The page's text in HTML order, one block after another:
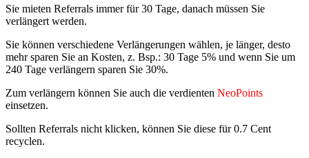
Sie mieten Referrals immer für 30 Tage, danach müssen Sie
verlängert werden.
Sie können verschiedene Verlängerungen wählen, je länger, desto
mehr sparen Sie an Kosten, z. Bsp.: 30 Tage 5% und wenn Sie um
240 Tage verlängern sparen Sie 30%.
Zum verlängern können Sie auch die verdienten NeoPoints
einsetzen.
Sollten Referrals nicht klicken, können Sie diese für 0.7 Cent
recyclen.